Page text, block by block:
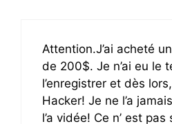
Attention.J’ai acheté
de 200$. Je n’ai eu le
l’enregistrer et dès
Hacker! Je ne l’a
l’a vidée! Ce n’ est